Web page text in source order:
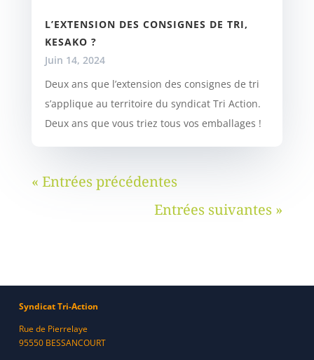
L’EXTENSION DES CONSIGNES DE TRI,
KESAKO ?
Juin 14, 2024
Deux ans que l’extension des consignes de tri
s’applique au territoire du syndicat Tri Action.
Deux ans que vous triez tous vos emballages !
« Entrées précédentes
Entrées suivantes »
Syndicat Tri-Action
Rue de Pierrelaye
95550 BESSANCOURT